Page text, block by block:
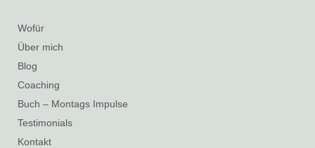
Wofür
Über mich
Blog
Coaching
Buch – Montags Impulse
Testimonials
Kontakt